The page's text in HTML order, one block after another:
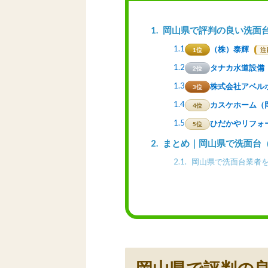
1 岡山県で評判の良い洗面
1.1 1位 （株）泰輝 注
1.2 2位
タナカ水道設備
1.3
3位
株式会社アベル
1.4
4位
カスケホーム（
1.5
5位 ひだかやリフォ
2 まとめ｜岡山県で洗面台
2.1 岡山県で洗面台業者